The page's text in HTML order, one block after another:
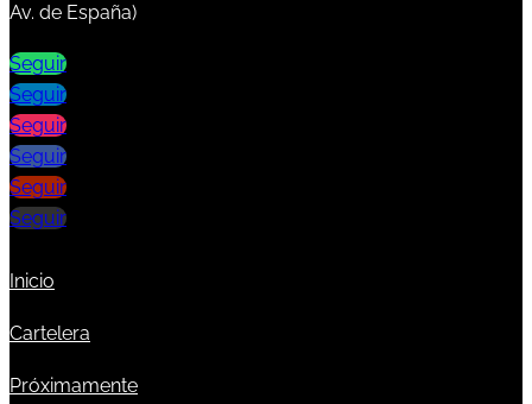
Av. de España)
Seguir
Seguir
Seguir
Seguir
Seguir
Seguir
Inicio
Cartelera
Próximamente